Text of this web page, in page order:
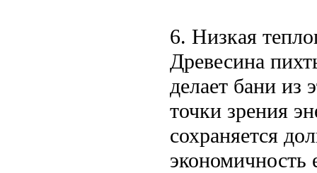
6. Низкая
Древесина
делает бани из
точки зрения
сохраняется
экономичность